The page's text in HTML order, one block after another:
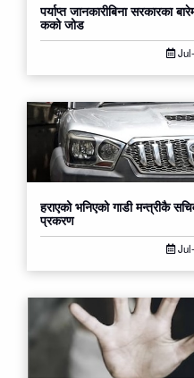
पर्याप्त जानकारीबिना सरकारका
कको जोड
Jul-
हराएको भनिएको गाडी मन्त्रीकै
प्रकरण
Jul-